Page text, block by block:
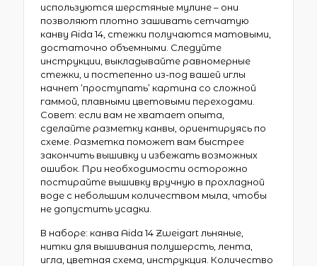
используются шерстяные мулине – они
позволяют плотно зашивать сетчатую
канву Aida 14, стежки получаются матовыми,
достаточно объемными. Следуйте
инструкции, выкладывайте равномерные
стежки, и постепенно из-под вашей иглы
начнет ‘проступать’ картина со сложной
гаммой, плавными цветовыми переходами.
Совет: если вам не хватает опыта,
сделайте разметку канвы, ориентируясь по
схеме. Разметка поможет вам быстрее
закончить вышивку и избежать возможных
ошибок. При необходимости осторожно
постирайте вышивку вручную в прохладной
воде с небольшим количеством мыла, чтобы
не допустить усадки.
В наборе: канва Aida 14 Zweigart льняные,
нитки для вышивания полушерсть, лента,
игла, цветная схема, инструкция. Количество